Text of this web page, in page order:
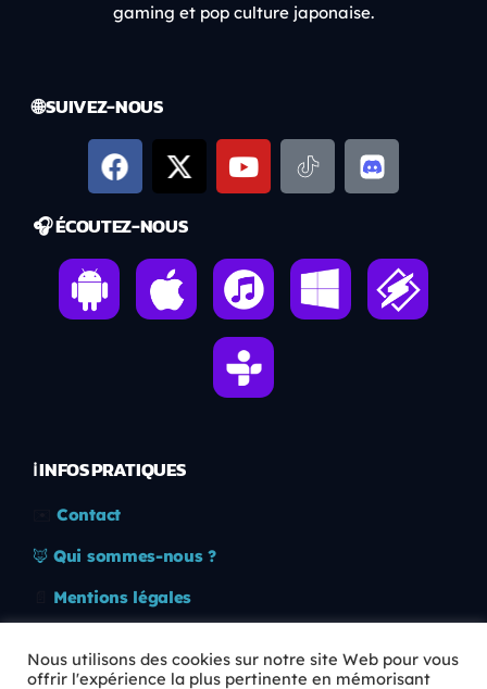
gaming et pop culture japonaise.
🌐 SUIVEZ-NOUS
🎧 ÉCOUTEZ-NOUS
ℹ️ INFOS PRATIQUES
Contact
🦊 Qui sommes-nous ?
Mentions légales
🛡️ RGPD
Nous utilisons des cookies sur notre site Web pour vous
offrir l'expérience la plus pertinente en mémorisant